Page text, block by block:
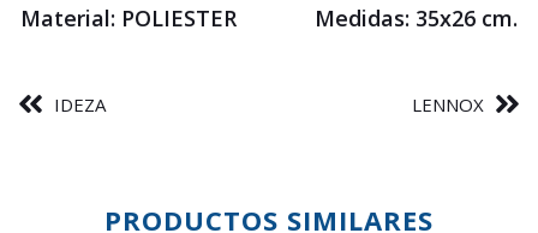
Material: POLIESTER Medidas: 35x26 cm.
IDEZA LENNOX
PRODUCTOS SIMILARES